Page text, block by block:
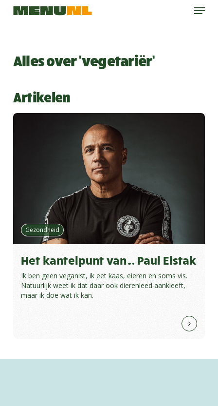
Skip
Menu
Alles over ‘vegetariër’
Artikelen
Gezondheid
Het kantelpunt van… Paul Elstak
Ik ben geen veganist, ik eet kaas, eieren en soms vis.
Natuurlijk weet ik dat daar ook dierenleed aankleeft,
maar ik doe wat ik kan.